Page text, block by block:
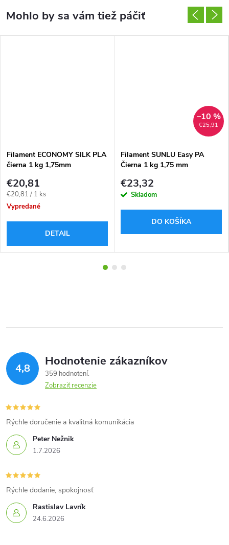
Filament ECONOMY SILK PLA
čierna 1 kg 1,75mm
€20,81
Jednotková
cena:
€20,81 / 1 ks
Vypredané
DETAIL
€25,91
–10 %
Filament SUNLU Easy PA
Čierna 1 kg 1,75 mm
€23,32
Skladom
DO KOŠÍKA
4,8 Hodnotenie zákazníkov
359 hodnotení
Zobraziť recenzie
Peter Nežnik
1.7.2026
Rýchle doručenie a kvalitná komunikácia
Rastislav Lavrík
24.6.2026
Rýchle dodanie, spokojnosť